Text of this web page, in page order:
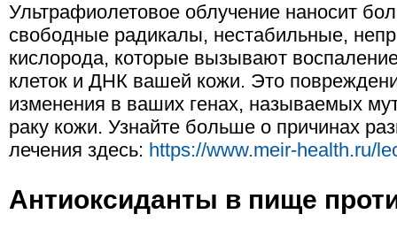
Ультрафиолетовое облучение наносит
свободные радикалы, нестабильные,
кислорода, которые вызывают
клеток и ДНК вашей кожи. Это
изменения в ваших генах, называемых
раку кожи. Узнайте больше о причинах
лечения здесь: https://www.meir-health.ru/
Антиоксиданты в пище